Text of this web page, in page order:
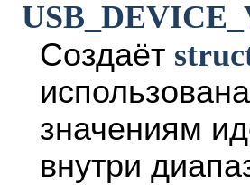
Создаёт
значениям
внутри